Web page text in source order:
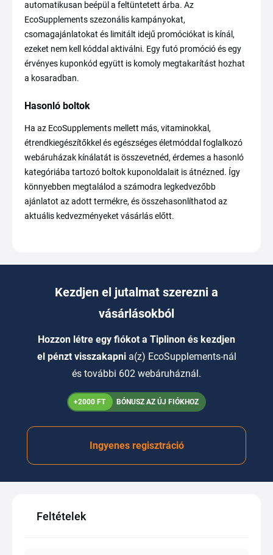
automatikusan beépül a feltüntetett árba. Az
EcoSupplements szezonális kampányokat,
csomagajánlatokat és limitált idejű promóciókat is kínál,
ezeket nem kell kóddal aktiválni. Egy futó promóció és egy
érvényes kuponkód együtt is komoly megtakarítást hozhat
a kosaradban.
Hasonló boltok
Ha az EcoSupplements mellett más, vitaminokkal,
étrendkiegészítőkkel és egészséges életmóddal foglalkozó
webáruházak kínálatát is összevetnéd, érdemes a hasonló
kategóriába tartozó boltok kuponoldalait is átnézned. Így
könnyebben megtalálod a számodra legkedvezőbb
ajánlatot az adott termékre, és összehasonlíthatod az
aktuális kedvezményeket vásárlás előtt.
Kezdjen el jutalmat szerezni a
vásárlásokból
Hozzon létre egy fiókot a Tiplinon és kezdjen
el pénzt visszakapni a(z) EcoSupplements-nál
és további 602 webáruháznál.
+2000 FT BÓNUSZ AZ ÚJ FIÓKHOZ
Ingyenes regisztráció
Feltételek